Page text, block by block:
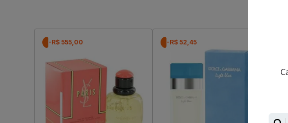
-R$ 555,00 -R$ 52,45